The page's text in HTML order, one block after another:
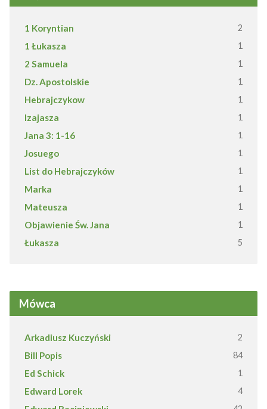
1 Koryntian 2
1 Łukasza 1
2 Samuela 1
Dz. Apostolskie 1
Hebrajczykow 1
Izajasza 1
Jana 3: 1-16 1
Josuego 1
List do Hebrajczyków 1
Marka 1
Mateusza 1
Objawienie Św. Jana 1
Łukasza 5
Mówca
Arkadiusz Kuczyński 2
Bill Popis 84
Ed Schick 1
Edward Lorek 4